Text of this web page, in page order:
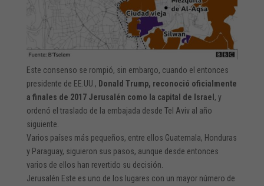
Este consenso se rompió, sin embargo, cuando el entonces
presidente de EE.UU., Donald Trump, reconoció oficialmente
a finales de 2017 Jerusalén como la capital de Israel , y
ordenó el traslado de la embajada desde Tel Aviv al año
siguiente.
Varios países más pequeños, entre ellos Guatemala, Honduras
y Paraguay, siguieron sus pasos, aunque desde entonces
varios de ellos han revertido su decisión.
Jerusalén Este es uno de los lugares con un mayor número de